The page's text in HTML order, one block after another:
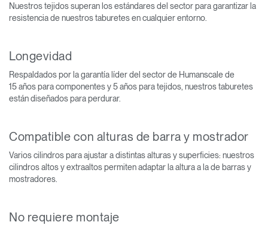
Nuestros tejidos superan los estándares del sector para garantizar la
resistencia de nuestros taburetes en cualquier entorno.
Longevidad
Respaldados por la garantía líder del sector de Humanscale de
15 años para componentes y 5 años para tejidos, nuestros taburetes
están diseñados para perdurar.
Compatible con alturas de barra y mostrador
Varios cilindros para ajustar a distintas alturas y superficies: nuestros
cilindros altos y extraaltos permiten adaptar la altura a la de barras y
mostradores.
No requiere montaje